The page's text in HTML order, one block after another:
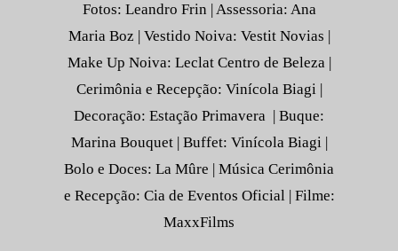
Fotos: Leandro Frin | Assessoria: Ana
Maria Boz | Vestido Noiva: Vestit Novias |
Make Up Noiva: Leclat Centro de Beleza |
Cerimônia e Recepção: Vinícola Biagi |
Decoração: Estação Primavera | Buque:
Marina Bouquet | Buffet: Vinícola Biagi |
Bolo e Doces: La Mûre | Música Cerimônia
e Recepção: Cia de Eventos Oficial | Filme:
MaxxFilms